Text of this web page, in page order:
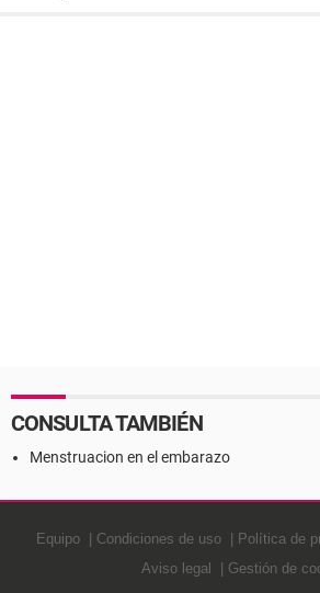
CONSULTA TAMBIÉN
Menstruacion en el embarazo
Equipo Condiciones de uso Política de
Aviso legal
Gestión de